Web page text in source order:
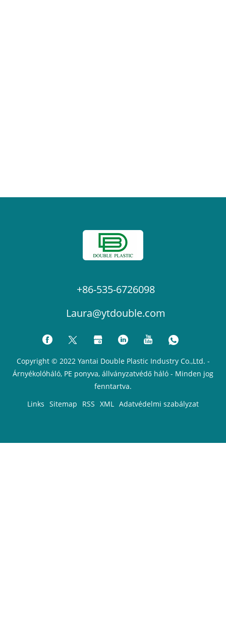
+86-535-6726098
Laura@ytdouble.com
Copyright © 2022 Yantai Double Plastic Industry Co.,Ltd. -
Árnyékolóháló, PE ponyva, állványzatvédő háló - Minden jog
fenntartva.
Links Sitemap RSS XML Adatvédelmi szabályzat